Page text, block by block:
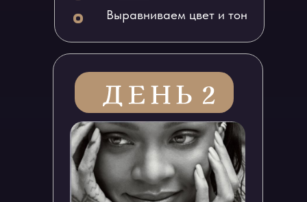
Выравниваем цвет и тон